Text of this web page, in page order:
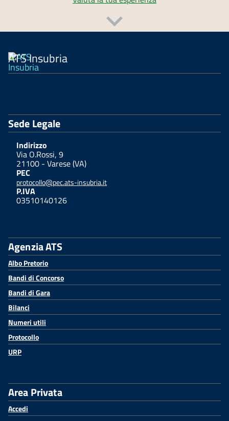
ATS Insubria
Sede Legale
Indirizzo
Via O.Rossi, 9
21100 - Varese (VA)
PEC
protocollo@pec.ats-insubria.it
P.IVA
03510140126
Agenzia ATS
Albo Pretorio
Bandi di Concorso
Bandi di Gara
Bilanci
Numeri utili
Protocollo
URP
Area Privata
Accedi